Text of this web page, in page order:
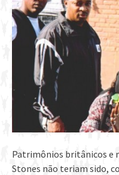
Patrimônios britânicos e
Stones não teriam sido,